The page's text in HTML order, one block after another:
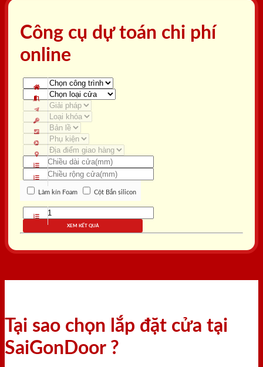
Công cụ dự toán chi phí
online
Làm kín Foam Cột Bắn silicon
XEM KẾT QUẢ
Tại sao chọn lắp đặt cửa tại
SaiGonDoor ?